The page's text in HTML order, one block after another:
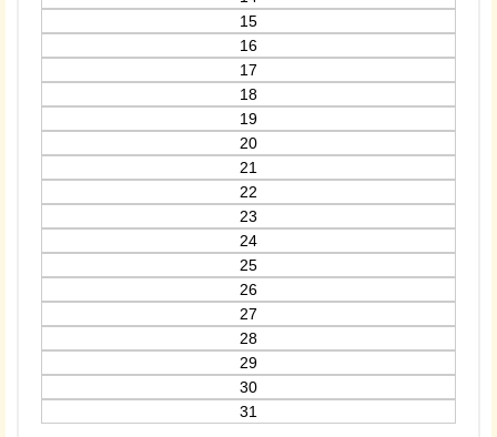
15
16
17
18
19
20
21
22
23
24
25
26
27
28
29
30
31